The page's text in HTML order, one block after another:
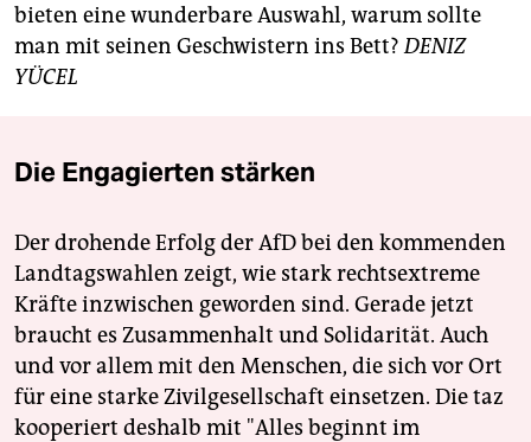
bieten eine wunderbare Auswahl, warum sollte
man mit seinen Geschwistern ins Bett?DENIZ
YÜCEL
Die Engagierten stärken
Der drohende Erfolg der AfD bei den kommenden
Landtagswahlen zeigt, wie stark rechtsextreme
Kräfte inzwischen geworden sind. Gerade jetzt
braucht es Zusammenhalt und Solidarität. Auch
und vor allem mit den Menschen, die sich vor Ort
für eine starke Zivilgesellschaft einsetzen. Die taz
kooperiert deshalb mit "Alles beginnt im